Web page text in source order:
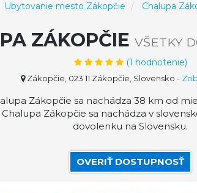
Ubytovanie mesto Zákopčie Chalupa
ZÁKOPČIE VŠETKY
(1 hodnotenie)
Zákopčie, 023 11 Zákopčie, Slovensko -
Zákopčie sa nachádza 38 km od
Zákopčie sa nachádza v
dovolenku na Slovensku.
OVERIŤ DOSTUPNOSŤ